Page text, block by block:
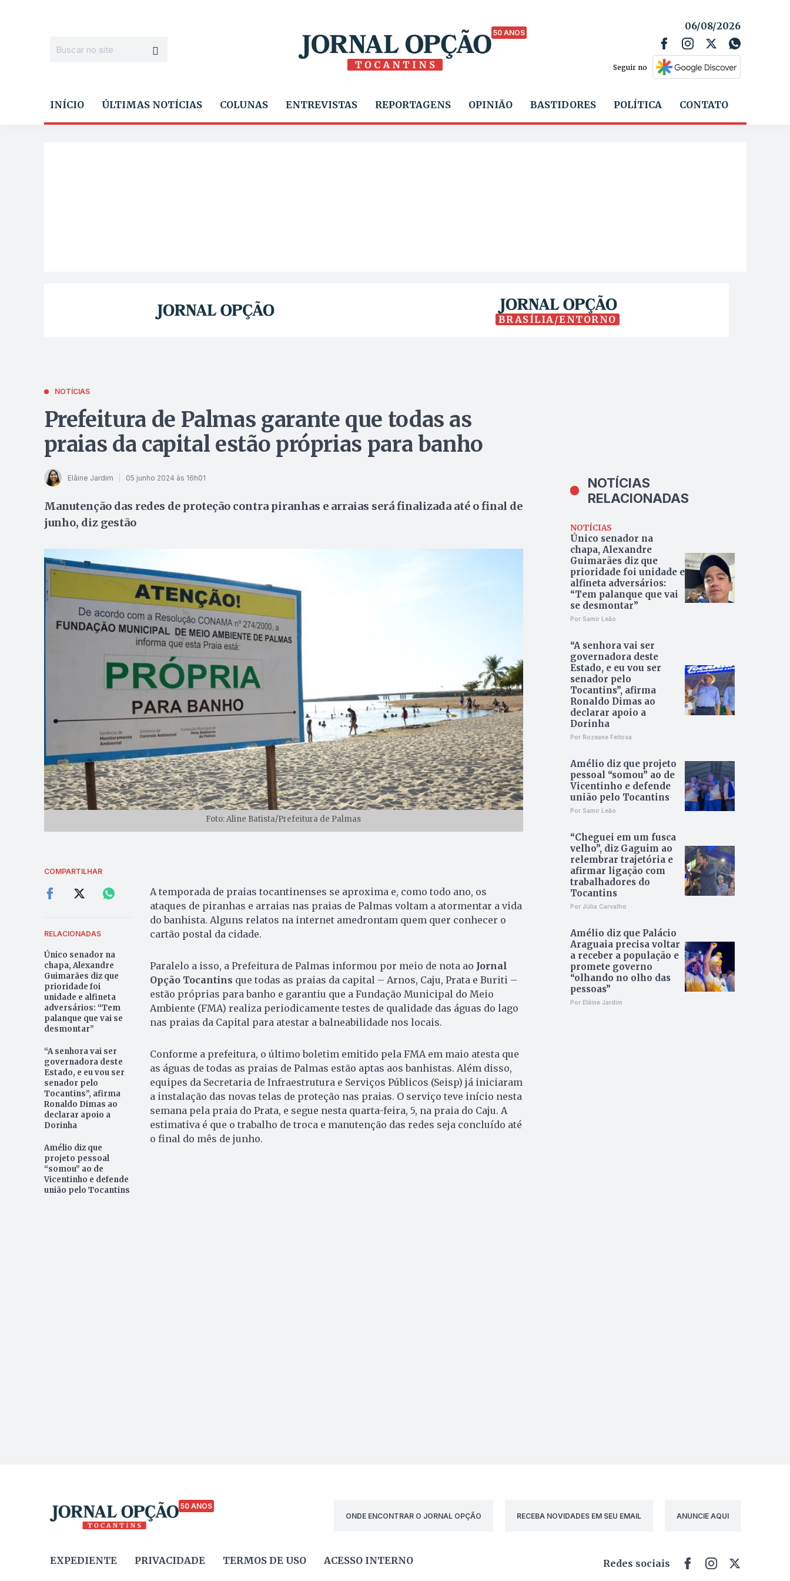
50 ANOS
06/08/2026
Seguir no
INÍCIO ÚLTIMAS NOTÍCIAS COLUNAS ENTREVISTAS REPORTAGENS OPINIÃO BASTIDORES POLÍTICA CONTATO
BRASÍLIA/ENTORNO
NOTÍCIAS
Prefeitura de Palmas garante que todas as
praias da capital estão próprias para banho
Elâine Jardim 05 junho 2024 às 16h01
Manutenção das redes de proteção contra piranhas e arraias será finalizada até o final de
junho, diz gestão
Foto: Aline Batista/Prefeitura de Palmas
COMPARTILHAR
RELACIONADAS
Único senador na
chapa, Alexandre
Guimarães diz que
prioridade foi
unidade e alfineta
adversários: “Tem
palanque que vai se
desmontar”
“A senhora vai ser
governadora deste
Estado, e eu vou ser
senador pelo
Tocantins”, afirma
Ronaldo Dimas ao
declarar apoio a
Dorinha
Amélio diz que
projeto pessoal
“somou” ao de
Vicentinho e defende
união pelo Tocantins
A temporada de praias tocantinenses se aproxima e, como todo ano, os
ataques de piranhas e arraias nas praias de Palmas voltam a atormentar a vida
do banhista. Alguns relatos na internet amedrontam quem quer conhecer o
cartão postal da cidade.
Paralelo a isso, a Prefeitura de Palmas informou por meio de nota ao Jornal
Opção Tocantins que todas as praias da capital – Arnos, Caju, Prata e Buriti –
estão próprias para banho e garantiu que a Fundação Municipal do Meio
Ambiente (FMA) realiza periodicamente testes de qualidade das águas do lago
nas praias da Capital para atestar a balneabilidade nos locais.
Conforme a prefeitura, o último boletim emitido pela FMA em maio atesta que
as águas de todas as praias de Palmas estão aptas aos banhistas. Além disso,
equipes da Secretaria de Infraestrutura e Serviços Públicos (Seisp) já iniciaram
a instalação das novas telas de proteção nas praias. O serviço teve início nesta
semana pela praia do Prata, e segue nesta quarta-feira, 5, na praia do Caju. A
estimativa é que o trabalho de troca e manutenção das redes seja concluído até
o final do mês de junho.
NOTÍCIAS
RELACIONADAS
NOTÍCIAS
Único senador na
chapa, Alexandre
Guimarães diz que
prioridade foi unidade e
alfineta adversários:
“Tem palanque que vai
se desmontar”
Por Samir Leão
“A senhora vai ser
governadora deste
Estado, e eu vou ser
senador pelo
Tocantins”, afirma
Ronaldo Dimas ao
declarar apoio a
Dorinha
Por Rozeane Feitosa
Amélio diz que projeto
pessoal “somou” ao de
Vicentinho e defende
união pelo Tocantins
Por Samir Leão
“Cheguei em um fusca
velho”, diz Gaguim ao
relembrar trajetória e
afirmar ligação com
trabalhadores do
Tocantins
Por Júlia Carvalho
Amélio diz que Palácio
Araguaia precisa voltar
a receber a população e
promete governo
“olhando no olho das
pessoas”
Por Elâine Jardim
50 ANOS
ONDE ENCONTRAR O JORNAL OPÇÃO
RECEBA NOVIDADES EM SEU EMAIL ANUNCIE AQUI
EXPEDIENTE PRIVACIDADE TERMOS DE USO ACESSO INTERNO Redes sociais